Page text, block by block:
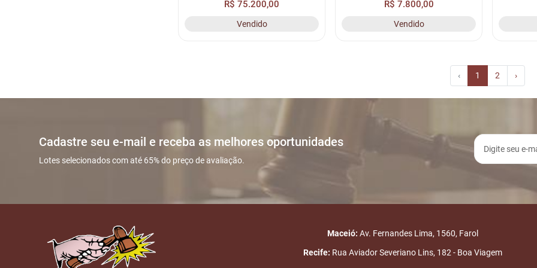
R$ 75.200,00
Vendido
PLACA: ORE-7976, RENAVAM:
01014927711.
R$ 7.800,00
Vendido
‹ 1 2 ›
Cadastre seu e-mail e receba as melhores oportunidades
Lotes selecionados com até 65% do preço de avaliação.
Maceió: Av. Fernandes Lima, 1560, Farol
Recife: Rua Aviador Severiano Lins, 182 - Boa Viagem